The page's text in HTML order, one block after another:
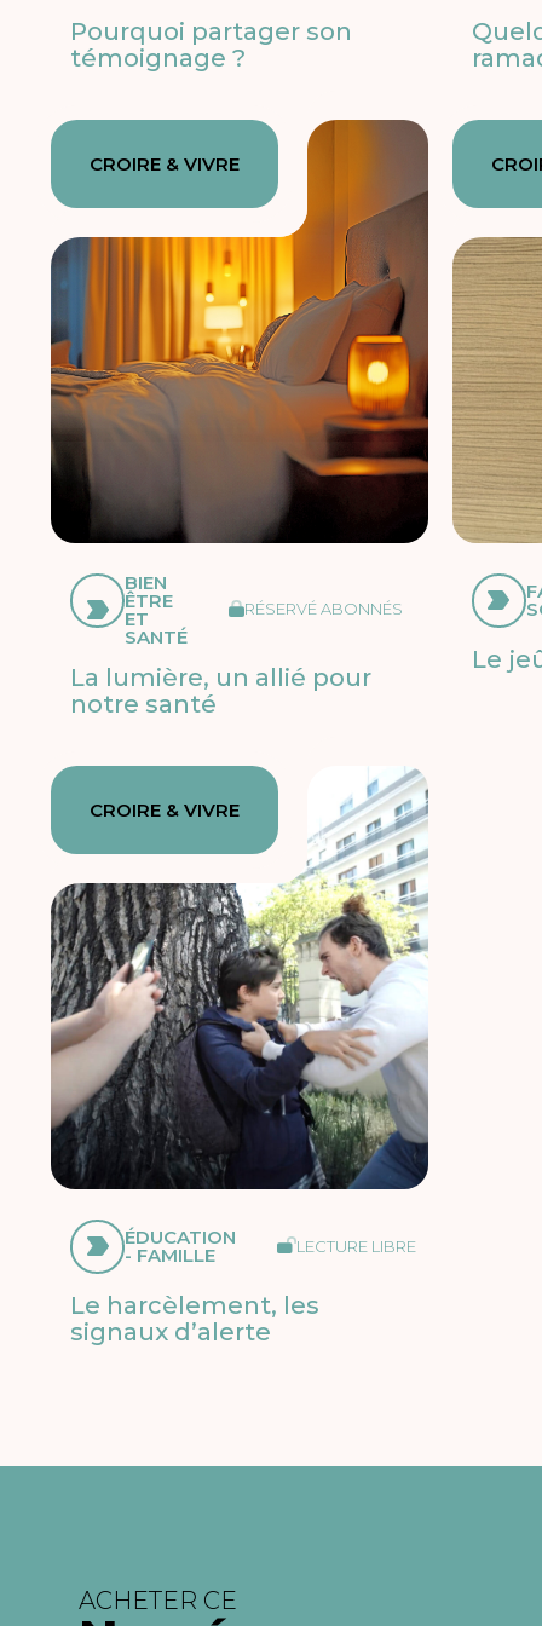
Pourquoi partager son
témoignage ?
CROIRE & VIVRE
BIEN
ÊTRE
ET
SANTÉ
RÉSERVÉ ABONNÉS
La lumière, un allié pour
notre santé
Le
CROIRE & VIVRE
ÉDUCATION
- FAMILLE LECTURE LIBRE
Le harcèlement, les
signaux d’alerte
ACHETER CE